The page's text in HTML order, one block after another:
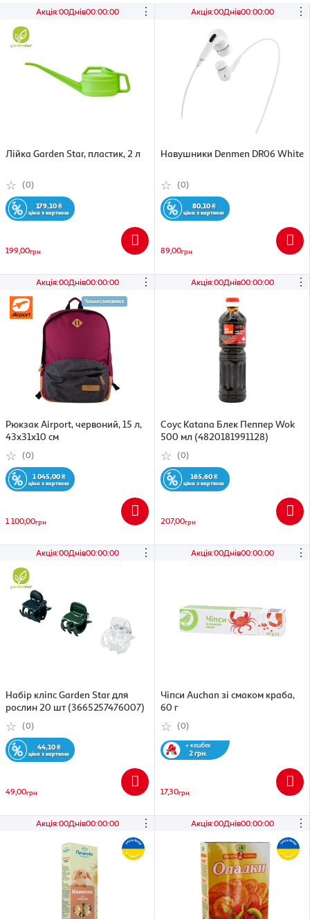
Акція:00Днів00:00:00 ⋮
Лійка Garden Star, пластик, 2 л
(0)
179,10₴
ціна з карткою
199,00грн
Акція:00Днів00:00:00 ⋮
Навушники Denmen DR06 White
(0)
80,10₴
ціна з карткою
89,00грн
Акція:00Днів00:00:00 ⋮
Рюкзак Airport, червоний, 15 л,
43х31х10 см
(0)
1 045,00₴
ціна з карткою
1 100,00грн
Акція:00Днів00:00:00 ⋮
Соус Katana Блек Пеппер Wok
500 мл (4820181991128)
(0)
165,60₴
ціна з карткою
207,00грн
Акція:00Днів00:00:00 ⋮
Набір кліпс Garden Star для
рослин 20 шт (3665257476007)
(0)
44,10₴
ціна з карткою
49,00грн
Акція:00Днів00:00:00 ⋮
Чіпси Auchan зі смаком краба,
60 г
(0)
+ кешбек
2 грн.
17,30грн
Акція:00Днів00:00:00 ⋮ Акція:00Днів00:00:00 ⋮